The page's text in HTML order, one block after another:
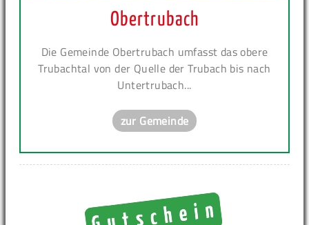
Obertrubach
Die Gemeinde Obertrubach umfasst das obere
Trubachtal von der Quelle der Trubach bis nach
Untertrubach...
zur Gemeinde